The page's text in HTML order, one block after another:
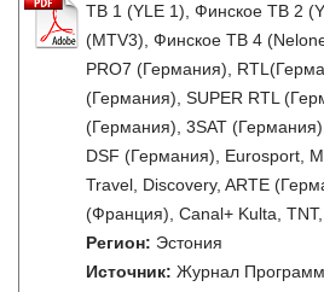
ТВ 1 (YLE 1), Финское ТВ 2
(MTV3), Финское ТВ 4
PRO7 (Германия),
(Германия), SUPER RTL
(Германия), 3SAT
DSF (Германия), Eurosport,
Travel, Discovery, ARTE
(Франция), Canal+ Kulta,
Регион: Эстония
Источник: Журнал